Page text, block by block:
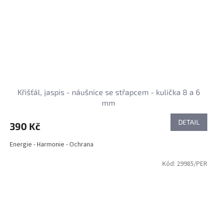
Křišťál, jaspis - náušnice se střapcem - kulička 8 a 6
mm
390 Kč DETAIL
Energie - Harmonie - Ochrana
Kód: 29985/PER